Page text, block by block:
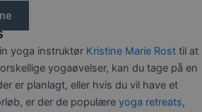
yoga instruktør Kristine Marie Rost til at
yogaøvelser, kan du tage på en
er planlagt, eller hvis du vil have et
er der de populære yoga retreats,